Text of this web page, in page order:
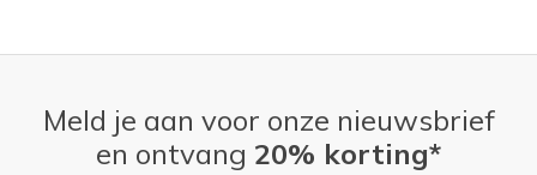
Meld je aan voor onze nieuwsbrief
en ontvang 20% korting*